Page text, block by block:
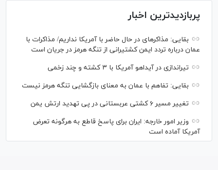
پربازدیدترین اخبار
بقایی: مذاکره‎ای در حال حاضر با آمریکا نداریم/ مذاکرات با
عمان درباره تردد ایمن کشتیرانی از تنگه هرمز در جریان است
تیراندازی در آیداهو آمریکا با ۳ کشته و چند زخمی
بقایی: تفاهم با عمان به معنای بازگشایی تنگه هرمز نیست
تغییر مسیر ۶ کشتی عربستانی در پی تهدید ارتش یمن
وزیر امور خارجه: ایران برای پاسخ قاطع به هرگونه تعرض
آمریکا آماده است